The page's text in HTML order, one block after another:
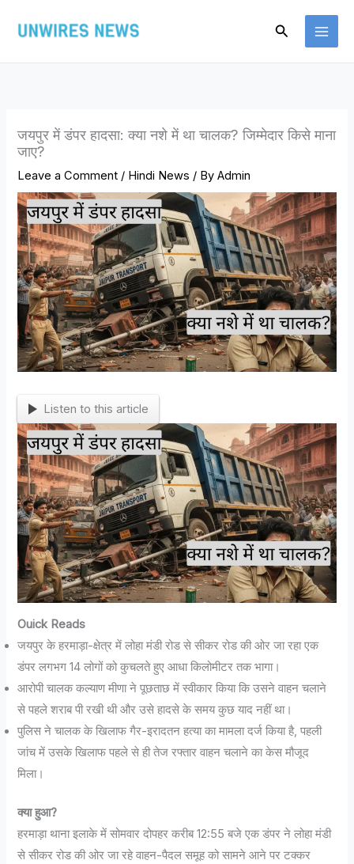
Search
जयपुर में डंपर हादसा: क्या नशे में था चालक? जिम्मेदार किसे माना
जाए?
Leave a Comment / Hindi News / ByAdmin
Listen to this article
Ouick Reads
जयपुर के हरमाड़ा-क्षेत्र में लोहा मंडी रोड से सीकर रोड की ओर जा रहा एक
डंपर लगभग 14 लोगों को कुचलते हुए आधा किलोमीटर तक भागा।
आरोपी चालक कल्याण मीणा ने पूछताछ में स्वीकार किया कि उसने वाहन चलाने
से पहले शराब पी रखी थी और उसे हादसे के समय कुछ याद नहीं था।
पुलिस ने चालक के खिलाफ गैर-इरादतन हत्या का मामला दर्ज किया है, पहली
जांच में उसके खिलाफ पहले से ही तेज रफ्तार वाहन चलाने का केस मौजूद
मिला।
क्या हुआ?
हरमाड़ा थाना इलाके में सोमवार दोपहर करीब 12:55 बजे एक डंपर ने लोहा मंडी
से सीकर रोड की ओर जा रहे वाहन-पैदल समूह को सामने आने पर टक्कर